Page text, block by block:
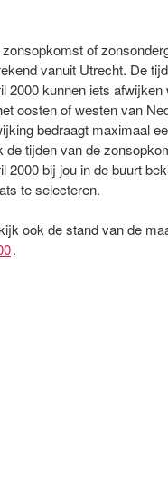
zonsopkomst of
vanuit Utrecht. De
2000 kunnen iets
oosten of westen van
bedraagt maximaal
de tijden van de
2000 bij jou in de buurt
te selecteren.
ook de stand van de
.